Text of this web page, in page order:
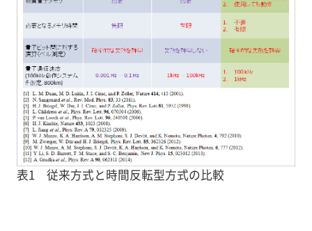
表1 従来方式と時間反転型方式の比較